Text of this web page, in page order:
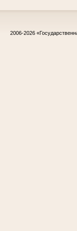
2006-2026